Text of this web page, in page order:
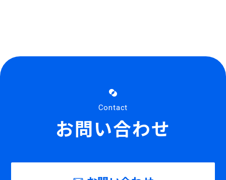
Contact
お問い合わせ